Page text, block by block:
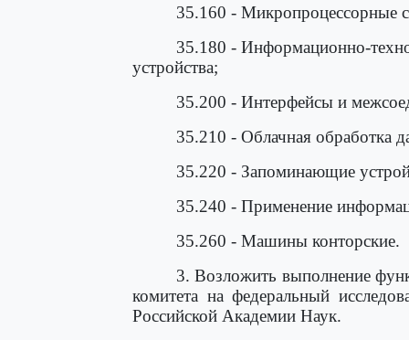
35.160 - Микропроцессорные
35.180 - Информационно-
устройства;
35.200 - Интерфейсы и
35.210 - Облачная обработка
35.220 - Запоминающие
35.240 - Применение
35.260 - Машины конторские.
3. Возложить выполнение
комитета на федеральный
Российской Академии Наук.